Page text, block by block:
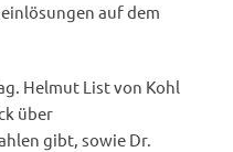
auf dem
Helmut List von Kohl
über
gibt, sowie Dr.